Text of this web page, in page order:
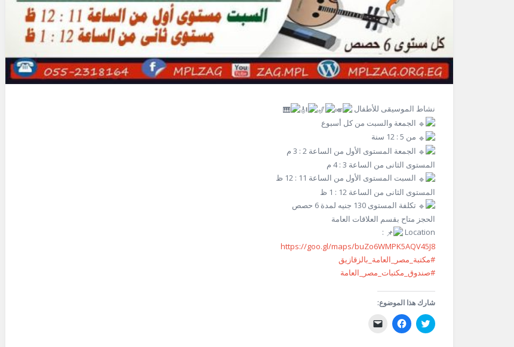
نشاط الموسيقى للأطفال
الجمعة والسبت من كل أسبوع
من 5 : 12 سنة
الجمعة المستوى الأول من الساعة 2 : 3 م
المستوى الثانى من الساعة 3 : 4 م
السبت المستوى الأول من الساعة 11 : 12 ظ
المستوى الثانى من الساعة 12 : 1 ظ
تكلفة المستوى 130 جنيه لمدة 6 حصص
الحجز متاح بقسم العلاقات العامة
Location
:
https://goo.gl/maps/buZo6WMPK5AQV45J8
#مكتبة_مصر_العامة_بالزقازيق
#صندوق_مكتبات_مصر_العامة
شارك هذا الموضوع:
اضغط
للمشاركة
انقر
للمشاركة